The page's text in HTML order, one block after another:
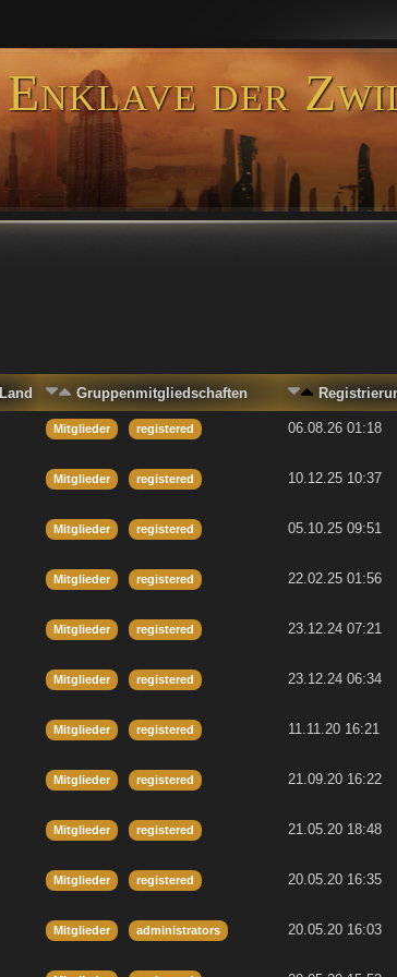
Enklave der
Land Gruppenmitgliedschaften
Mitglieder registered 06.08.26 01:18
Mitglieder registered 10.12.25 10:37
Mitglieder registered 05.10.25 09:51
Mitglieder registered 22.02.25 01:56
Mitglieder registered 23.12.24 07:21
Mitglieder registered 23.12.24 06:34
Mitglieder registered 11.11.20 16:21
Mitglieder registered 21.09.20 16:22
Mitglieder registered 21.05.20 18:48
Mitglieder registered 20.05.20 16:35
Mitglieder administrators 20.05.20 16:03